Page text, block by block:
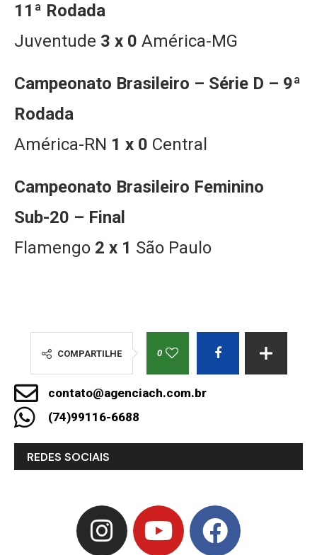
11ª Rodada
Juventude 3 x 0 América-MG
Campeonato Brasileiro – Série D – 9ª
Rodada
América-RN 1 x 0 Central
Campeonato Brasileiro Feminino
Sub-20 – Final
Flamengo 2 x 1 São Paulo
COMPARTILHE 0
contato@agenciach.com.br
(74)99116-6688
REDES SOCIAIS